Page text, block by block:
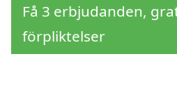
Få 3 erbjudanden,
förpliktelser